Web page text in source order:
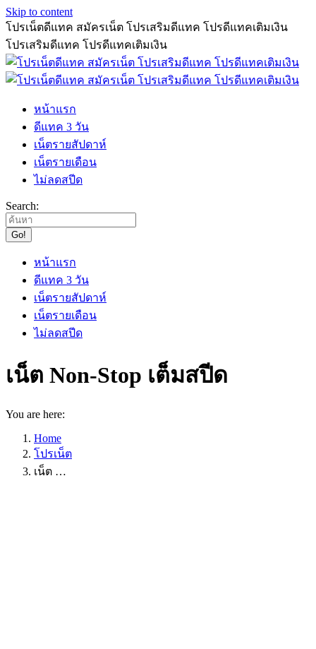
Skip to content
โปรเน็ตดีแทค สมัครเน็ต โปรเสริมดีแทค โปรดีแทคเติมเงิน
โปรเสริมดีแทค โปรดีแทคเติมเงิน
หน้าแรก
ดีแทค 3 วัน
เน็ตรายสัปดาห์
เน็ตรายเดือน
ไม่ลดสปีด
Search:
หน้าแรก
ดีแทค 3 วัน
เน็ตรายสัปดาห์
เน็ตรายเดือน
ไม่ลดสปีด
เน็ต Non-Stop เต็มสปีด
You are here:
Home
โปรเน็ต
เน็ต …